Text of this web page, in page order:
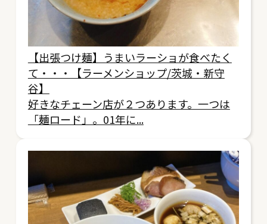
【出張つけ麺】うまいラーショが食べたく
て・・・【ラーメンショップ/茨城・新守
谷】
好きなチェーン店が２つあります。一つは
「麺ロード」。01年に...